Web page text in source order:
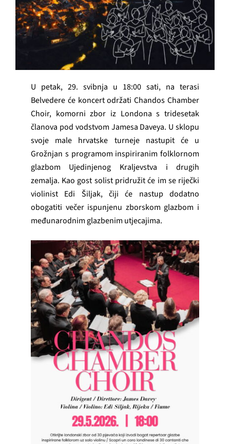
POVIJEST
MJESTA
KONTAKT
U petak, 29. svibnja u 18:00 sati, na terasi
Belvedere će koncert održati Chandos Chamber
Choir, komorni zbor iz Londona s tridesetak
članova pod vodstvom Jamesa Daveya. U sklopu
svoje male hrvatske turneje nastupit će u
Grožnjan s programom inspiriranim folklornom
glazbom Ujedinjenog Kraljevstva i drugih
zemalja. Kao gost solist pridružit će im se riječki
violinist Edi Šiljak, čiji će nastup dodatno
obogatiti večer ispunjenu zborskom glazbom i
međunarodnim glazbenim utjecajima.